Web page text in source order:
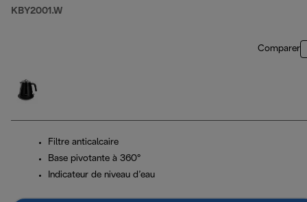
KBY2001.W
Comparer
Filtre anticalcaire
Base pivotante à 360°
Indicateur de niveau d’eau